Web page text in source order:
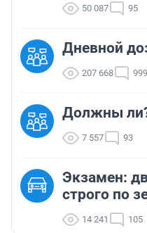
50 087 95
Дневной
207 668 999
Должны
7 557 93
Экзамен:
строго по
14 241 105